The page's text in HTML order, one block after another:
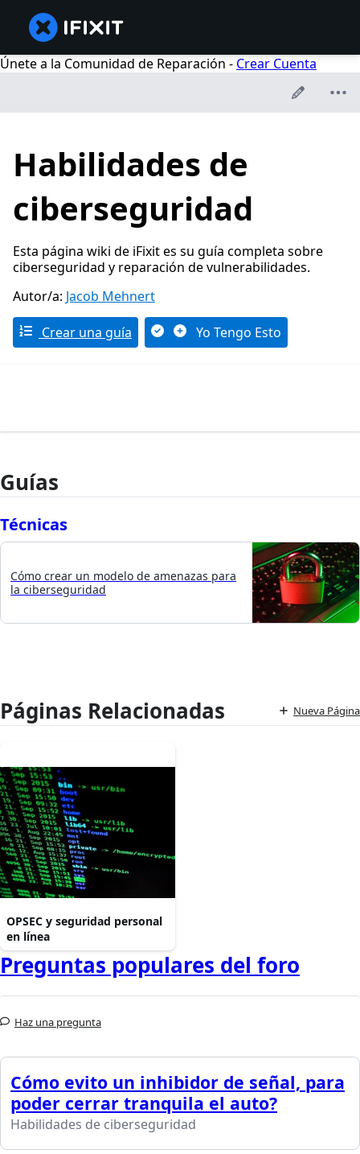
Únete a la Comunidad de Reparación - Crear Cuenta
Habilidades de
ciberseguridad
Esta página wiki de iFixit es su guía completa sobre
ciberseguridad y reparación de vulnerabilidades.
Autor/a: Jacob Mehnert
Crear una guía Yo Tengo Esto
Guías
Técnicas
Cómo crear un modelo de amenazas para
la ciberseguridad
Páginas Relacionadas Nueva Página
OPSEC y seguridad personal
en línea
Preguntas populares del foro
Haz una pregunta
Cómo evito un inhibidor de señal, para
poder cerrar tranquila el auto?
Habilidades de ciberseguridad